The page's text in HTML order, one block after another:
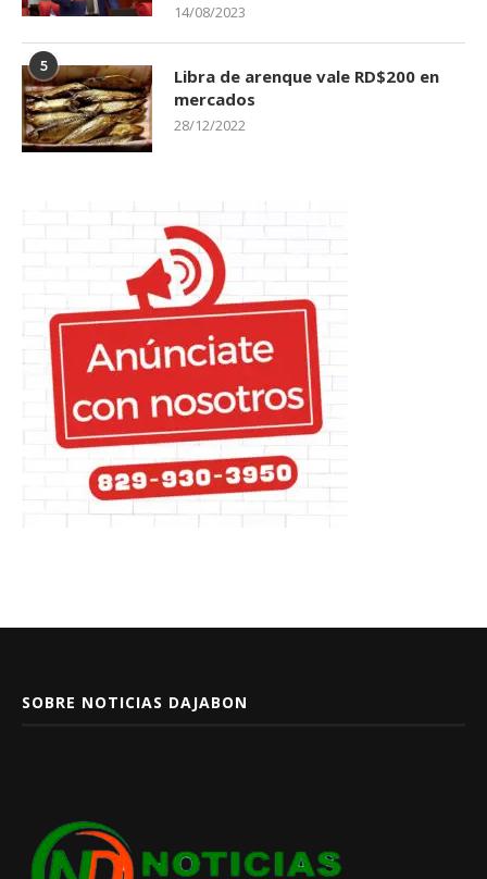
14/08/2023
5
Libra de arenque vale RD$200 en
mercados
28/12/2022
SOBRE NOTICIAS DAJABON